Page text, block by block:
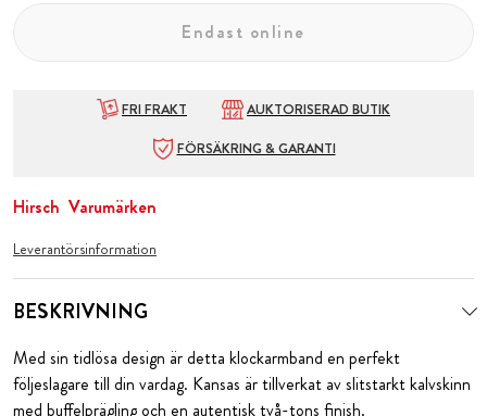
Endast online
FRI FRAKT
AUKTORISERAD BUTIK
FÖRSÄKRING & GARANTI
Hirsch Varumärken
Leverantörsinformation
BESKRIVNING
Med sin tidlösa design är detta klockarmband en perfekt
följeslagare till din vardag. Kansas är tillverkat av slitstarkt kalvskinn
med buffelprägling och en autentisk två-tons finish.